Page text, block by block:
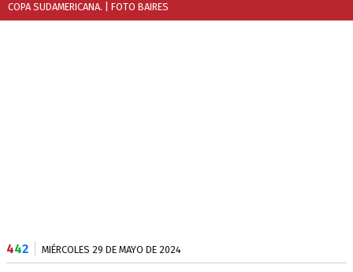
COPA SUDAMERICANA. | FOTO BAIRES
442 MIÉRCOLES 29 DE MAYO DE 2024